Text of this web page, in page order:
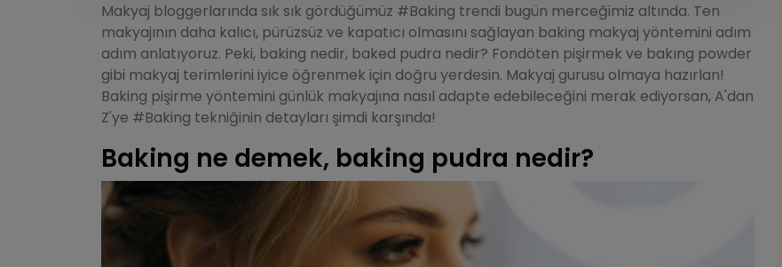
Makyaj bloggerlarında sık sık gördüğümüz #Baking trendi bugün merceğimiz altında. Ten
makyajının daha kalıcı, pürüzsüz ve kapatıcı olmasını sağlayan baking makyaj yöntemini adım
adım anlatıyoruz. Peki, baking nedir, baked pudra nedir? Fondöten pişirmek ve bakıng powder
gibi makyaj terimlerini iyice öğrenmek için doğru yerdesin. Makyaj gurusu olmaya hazırlan!
Baking pişirme yöntemini günlük makyajına nasıl adapte edebileceğini merak ediyorsan, A'dan
Z'ye #Baking tekniğinin detayları şimdi karşında!
Baking ne demek, baking pudra nedir?